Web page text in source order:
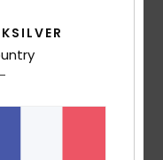
et ceinture
à l'eau
en mesh